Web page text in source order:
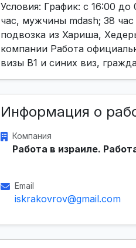
Условия: График: с 16:00
час, мужчины mdash; 38
подвозка из Хариша,
компании Работа
визы B1 и синих виз,
Информация о
Компания
Работа в израиле.
Email
iskrakovrov@gmail.com